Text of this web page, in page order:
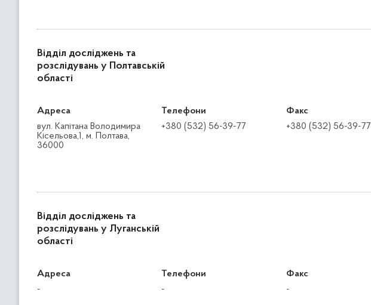
Відділ досліджень та
розслідувань у Полтавській
області
Адреса
вул. Капітана Володимира
Кісельова,1, м. Полтава,
36000
Телефони
+380 (532) 56-39-77
Факс
+380 (532) 56-39-77
Відділ досліджень та
розслідувань у Луганській
області
Адреса
-
Телефони
-
Факс
-